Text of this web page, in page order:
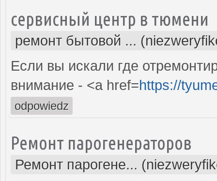
сервисный центр в тюмени
ремонт бытовой ...
Если вы искали где
внимание - <a href=https://
odpowiedz
Ремонт парогенераторов
Ремонт парогене...